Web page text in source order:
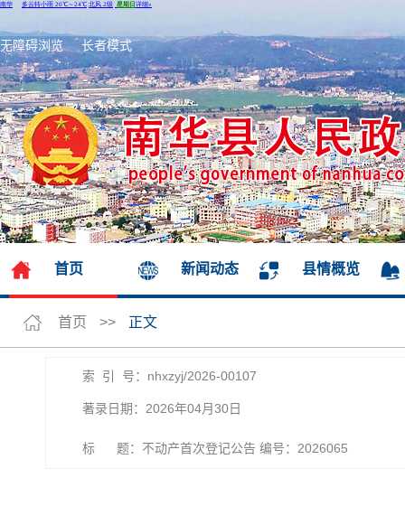
无障碍浏览 长者模式
首页 新闻动态 县情概览
首页 >> 正文
索 引 号：nhxzyj/2026-00107
著录日期：2026年04月30日
标 题：不动产首次登记公告 编号：2026065